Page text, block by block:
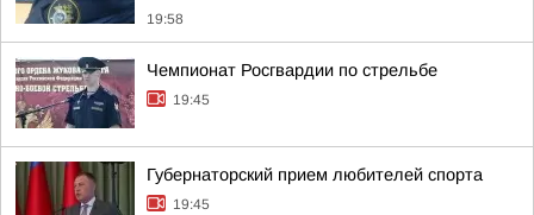
19:58
Чемпионат Росгвардии по стрельбе
19:45
Губернаторский прием любителей спорта
19:45